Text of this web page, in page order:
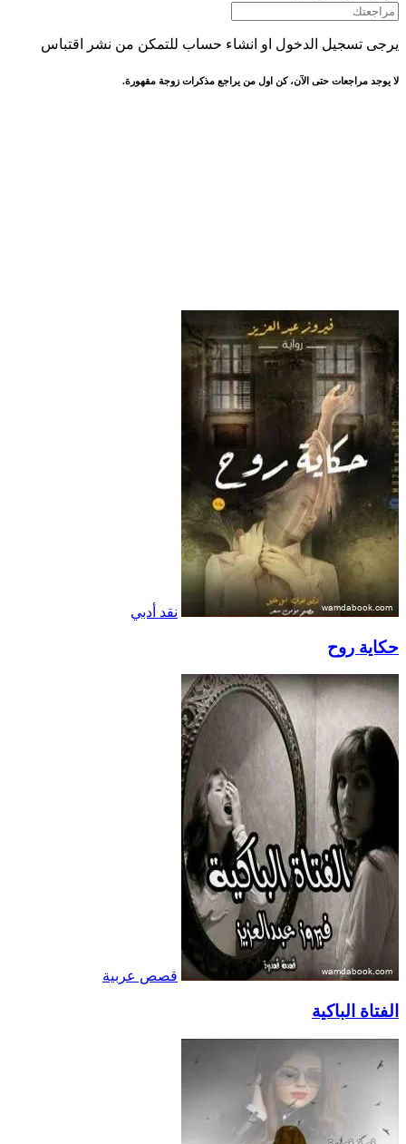
يرجى تسجيل الدخول او انشاء حساب للتمكن من نشر اقتباس
لا يوجد مراجعات حتى الآن، كن اول من يراجع مذكرات زوجة مقهورة.
نقد أدبي
حكاية روح
قصص عربية
الفتاة الباكية